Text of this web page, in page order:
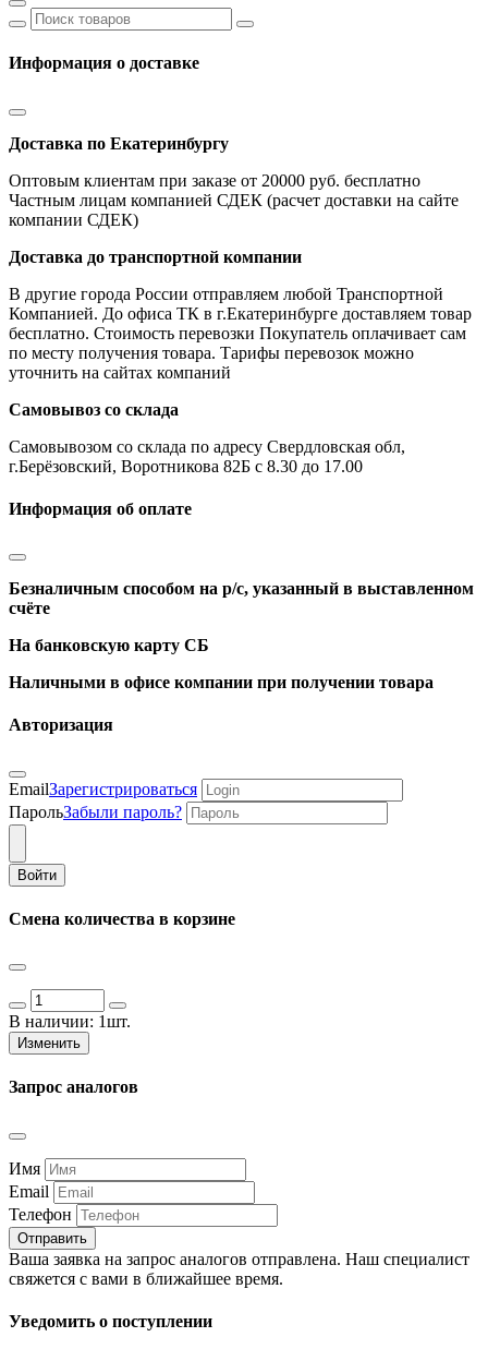
Информация о доставке
Доставка по Екатеринбургу
Оптовым клиентам при заказе от 20000 руб. бесплатно
Частным лицам компанией СДЕК (расчет доставки на сайте
компании СДЕК)
Доставка до транспортной компании
В другие города России отправляем любой Транспортной
Компанией. До офиса ТК в г.Екатеринбурге доставляем товар
бесплатно. Стоимость перевозки Покупатель оплачивает сам
по месту получения товара. Тарифы перевозок можно
уточнить на сайтах компаний
Самовывоз со склада
Самовывозом со склада по адресу Свердловская обл,
г.Берёзовский, Воротникова 82Б с 8.30 до 17.00
Информация об оплате
Безналичным способом на р/с, указанный в выставленном
счёте
На банковскую карту СБ
Наличными в офисе компании при получении товара
Авторизация
EmailЗарегистрироваться
ПарольЗабыли пароль?
Войти
Смена количества в корзине
В наличии: 1шт.
Изменить
Запрос аналогов
Имя
Email
Телефон
Отправить
Ваша заявка на запрос аналогов отправлена. Наш специалист
свяжется с вами в ближайшее время.
Уведомить о поступлении